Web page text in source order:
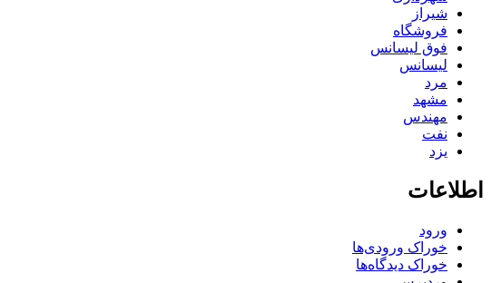
شیراز
فروشگاه
فوق لیسانس
لیسانس
مرد
مشهد
مهندس
نفت
یزد
اطلاعات
ورود
خوراک ورودی‌ها
خوراک دیدگاه‌ها